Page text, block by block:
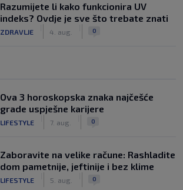
Razumijete li kako funkcionira UV
indeks? Ovdje je sve što trebate znati
ZDRAVLJE 4. aug. 0
Ova 3 horoskopska znaka najčešće
grade uspješne karijere
LIFESTYLE 7. aug. 0
Zaboravite na velike račune: Rashladite
dom pametnije, jeftinije i bez klime
LIFESTYLE 5. aug. 0